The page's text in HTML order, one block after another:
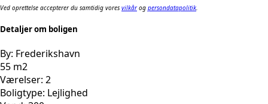
Ved oprettelse accepterer du samtidig vores vilkårog persondatapolitik
Detaljer om boligen
By: Frederikshavn
55 m2
Værelser: 2
Boligtype: Lejlighed